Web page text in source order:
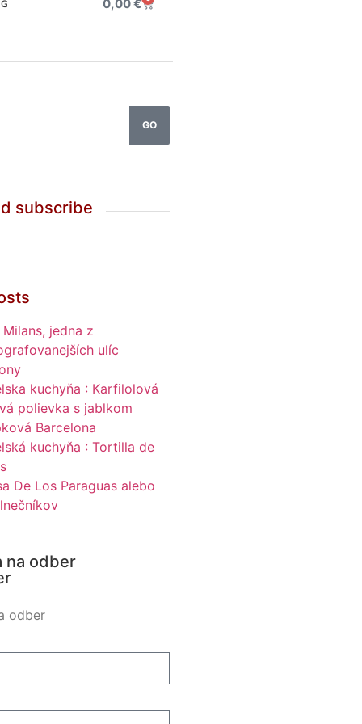
0,00€
GO
subscribe
jedna z
ulíc
kuchyňa : Karfilolová
polievka s jablkom
Barcelona
kuchyňa : Tortilla de
De Los Paraguas alebo
na odber
odber